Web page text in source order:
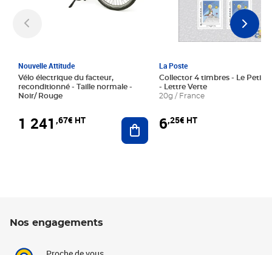
Nouvelle Attitude
Vélo électrique du facteur,
reconditionné - Taille normale -
Noir/ Rouge
1 241 ,67€ HT Ajouter au panier
La Poste
Collector 4 timbres - Le Petit
- Lettre Verte
20g / France
6,25€ HT
Nos engagements